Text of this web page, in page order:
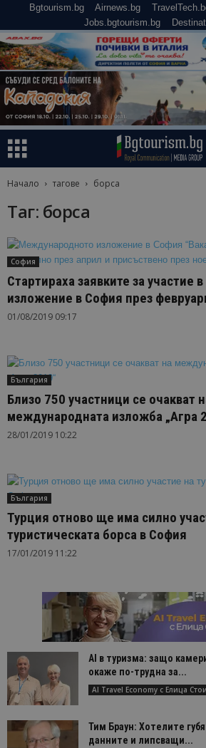
Bgtourism.bg Airnews.bg
Jobs.bgtourism.bg
Начало тагове борса
Таг: борса
София
Стартираха заявките за участие
изложение в София през
01/08/2019 09:17
България
Близо 750 участници се очакват
международната изложба „Агра
28/01/2019 10:22
България
Турция отново ще има силно
туристическата борса в София
17/01/2019 11:22
AI в туризма: защо
окаже по-трудна за...
AI Travel Economy с Елица
Тим Браун: Хотелите
данните и липсващи...